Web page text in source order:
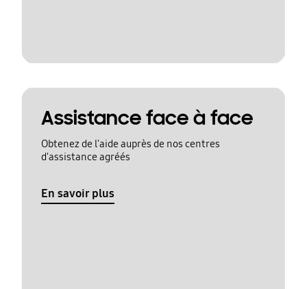
Assistance face à face
Obtenez de l'aide auprès de nos centres
d'assistance agréés
En savoir plus